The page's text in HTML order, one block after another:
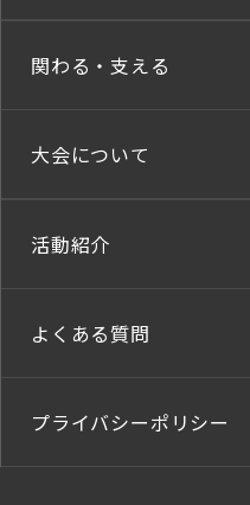
関わる・支える
大会について
活動紹介
よくある質問
プライバシーポリシー